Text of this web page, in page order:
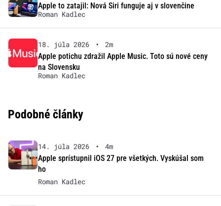
Apple to zatajil: Nová Siri funguje aj v slovenčine
Roman Kadlec
18. júla 2026 •
2m
Apple potichu zdražil Apple Music. Toto sú nové ceny
na Slovensku
Roman Kadlec
Podobné články
14. júla 2026 •
4m
Apple sprístupnil iOS 27 pre všetkých. Vyskúšal som
ho
Roman Kadlec